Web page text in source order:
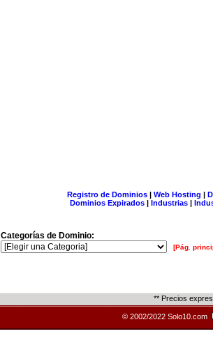
Registro de Dominios| Web Hosting |
Dominios Expirados | Industrias |
Categorías de Dominio:
[Pág.
** Precios
© 2002/2022 Solo10.com